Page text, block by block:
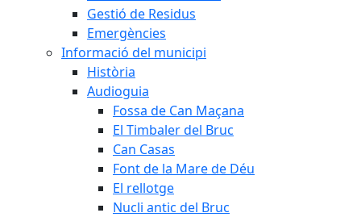
Gestió de Residus
Emergències
Informació del municipi
Història
Audioguia
Fossa de Can Maçana
El Timbaler del Bruc
Can Casas
Font de la Mare de Déu
El rellotge
Nucli antic del Bruc